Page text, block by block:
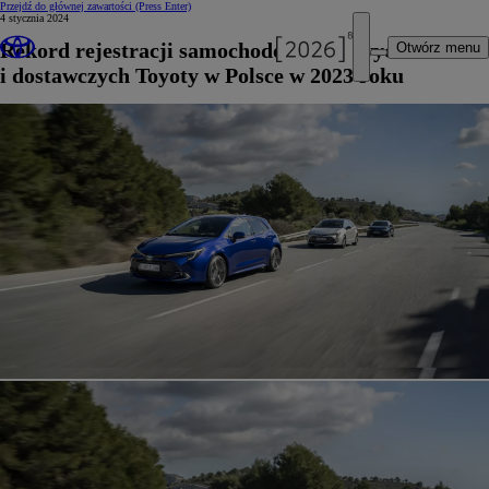
Przejdź do głównej zawartości (Press Enter)
Otwórz menu
4 stycznia 2024
Rekord rejestracji samochodów osobowych
i dostawczych Toyoty w Polsce w 2023 roku